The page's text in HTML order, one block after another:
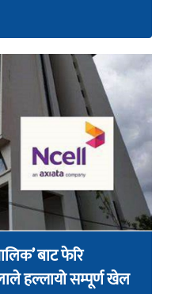
बाट फेरि
हल्लायो सम्पूर्ण खेल